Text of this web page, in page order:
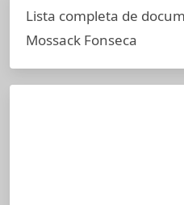
Lista completa de
Mossack Fonseca